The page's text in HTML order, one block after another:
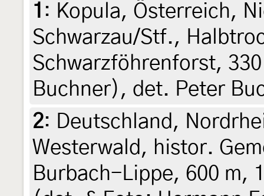
1 : Kopula, Österreich,
Schwarzau/Stf.,
Schwarzföhrenforst,
Buchner), det. Peter
2: Deutschland,
Westerwald, histor.
Burbach-Lippe, 600 m,